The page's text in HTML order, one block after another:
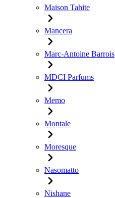
Maison Tahite
Mancera
Marc-Antoine Barrois
MDCI Parfums
Memo
Montale
Moresque
Nasomatto
Nishane